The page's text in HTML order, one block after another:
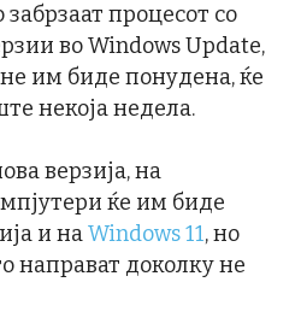
процесот со
во Windows Update,
им биде понудена, ќе
некоја недела.
верзија, на
ќе им биде
и наWindows 11, но
направат доколку не